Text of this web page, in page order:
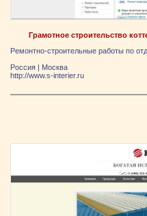
Грамотное строительство
Ремонтно-строительные работы по
Россия | Москва
http://www.s-interier.ru